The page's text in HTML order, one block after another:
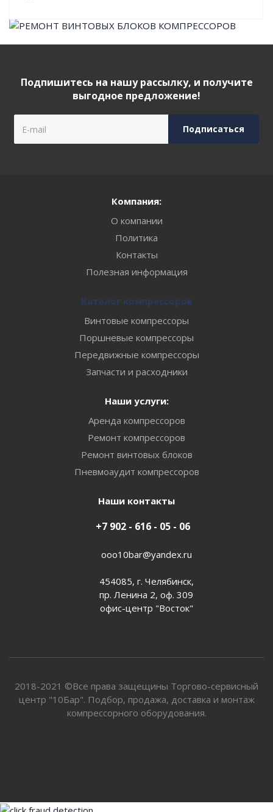
Подпишитесь на нашу рассылку, и получите
выгодное предложение!
Компания:
О компании
Политика
Контакты
Полезная информация
Каталог компрессоров
Винтовые компрессоры
Поршневые компрессоры
Передвижные компрессоры
Запчасти и расходники
Наши услуги:
Аренда компрессоров
Ремонт компрессоров
Ремонт винтовых блоков
Пневмоаудит компрессоров
Наши контакты
+7 902 - 616 - 05 - 06
ooo10bar@yandex.ru
454085, г. Челябинск,
пр. Ленина 2, оф. 309
офис-центр "Восток"
2018-2021 ©Все права защещины Торгово-сервисный
центр "10Бар". Подбор, продажа, доставка и монтаж
компрессорного оборудования.